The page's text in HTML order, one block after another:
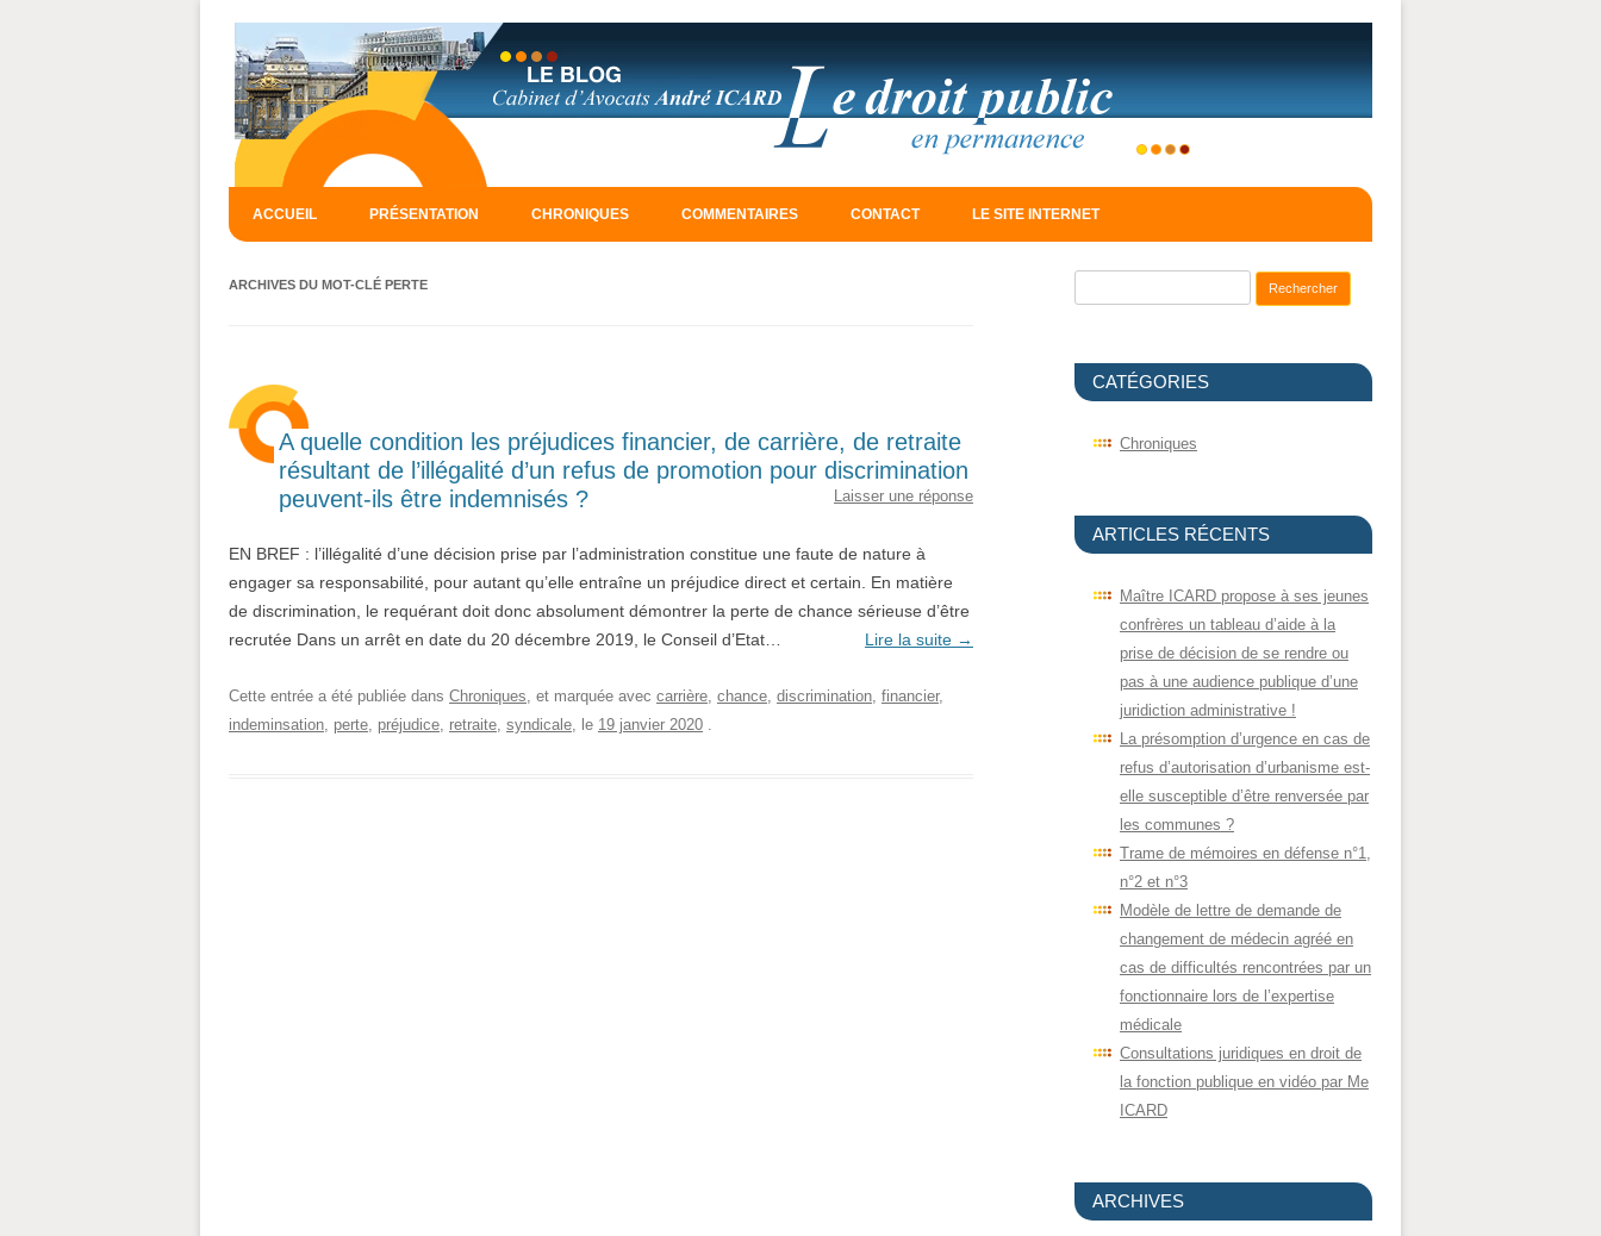
ACCUEIL PRÉSENTATION CHRONIQUES COMMENTAIRES CONTACT LE SITE INTERNET
ARCHIVES DU MOT-CLÉ PERTE
A quelle condition les préjudices financier, de carrière, de retraite
résultant de l’illégalité d’un refus de promotion pour discrimination
peuvent-ils être indemnisés ?
Laisser une réponse
EN BREF : l’illégalité d’une décision prise par l’administration constitue une faute de nature à
engager sa responsabilité, pour autant qu’elle entraîne un préjudice direct et certain. En matière
de discrimination, le requérant doit donc absolument démontrer la perte de chance sérieuse d’être
recrutée Dans un arrêt en date du 20 décembre 2019, le Conseil d’Etat…
Lire la suite →
Cette entrée a été publiée dans Chroniques, et marquée avec carrière, chance, discrimination, financier,
indeminsation, perte, préjudice, retraite, syndicale, le 19 janvier 2020 .
CATÉGORIES
Chroniques
ARTICLES RÉCENTS
Maître ICARD propose à ses jeunes
confrères un tableau d’aide à la
prise de décision de se rendre ou
pas à une audience publique d’une
juridiction administrative !
La présomption d’urgence en cas de
refus d’autorisation d’urbanisme est-
elle susceptible d’être renversée par
les communes ?
Trame de mémoires en défense n°1,
n°2 et n°3
Modèle de lettre de demande de
changement de médecin agréé en
cas de difficultés rencontrées par un
fonctionnaire lors de l’expertise
médicale
Consultations juridiques en droit de
la fonction publique en vidéo par Me
ICARD
ARCHIVES